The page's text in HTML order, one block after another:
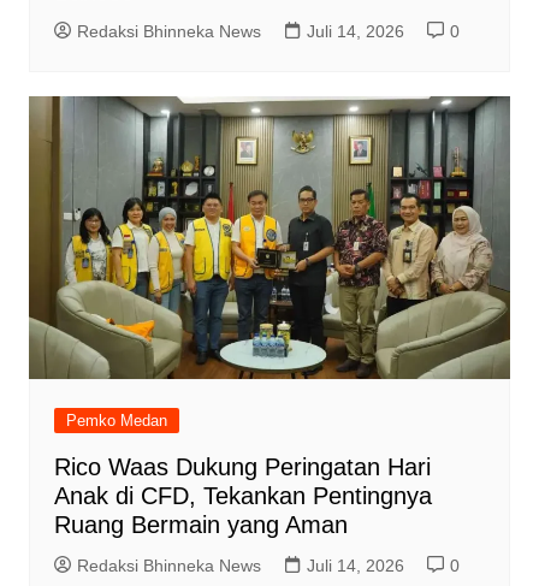
Redaksi Bhinneka News Juli 14, 2026 0
Pemko Medan
Rico Waas Dukung Peringatan Hari
Anak di CFD, Tekankan Pentingnya
Ruang Bermain yang Aman
Redaksi Bhinneka News Juli 14, 2026 0